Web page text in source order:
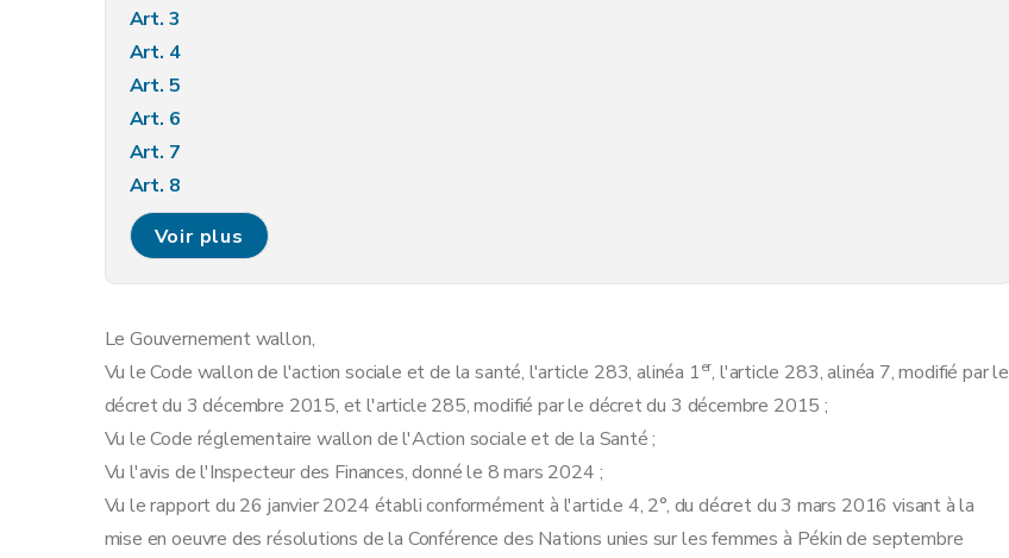
Art. 3
Art. 4
Art. 5
Art. 6
Art. 7
Art. 8
Art. 9
Art. 10
Chapitre 3 Dispositions finales
Art. 13
Art. 14
Voir plus
Le Gouvernement wallon,
Vu le Code wallon de l'action sociale et de la santé, l'article 283, alinéa 1er, l'article 283, alinéa 7, modifié par le
décret du 3 décembre 2015, et l'article 285, modifié par le décret du 3 décembre 2015 ;
Vu le Code réglementaire wallon de l'Action sociale et de la Santé ;
Vu l'avis de l'Inspecteur des Finances, donné le 8 mars 2024 ;
Vu le rapport du 26 janvier 2024 établi conformément à l'article 4, 2°, du décret du 3 mars 2016 visant à la
mise en oeuvre des résolutions de la Conférence des Nations unies sur les femmes à Pékin de septembre